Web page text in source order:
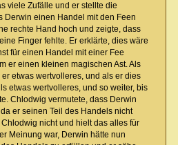
viele Zufälle und er stellte die
Derwin einen Handel mit den Feen
rechte Hand hoch und zeigte, dass
Finger fehlte. Er erklärte, dies wäre
für einen Handel mit einer Fee
er einen kleinen magischen Ast. Als
etwas wertvolleres, und als er dies
etwas wertvolleres, und so weiter, bis
Chlodwig vermutete, dass Derwin
er seinen Teil des Handels nicht
nicht und hielt das alles für
Meinung war, Derwin hätte nun